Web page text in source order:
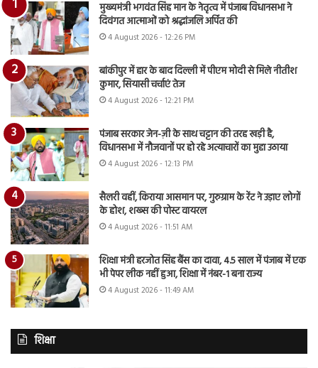
मुख्यमंत्री भगवंत सिंह मान के नेतृत्व में पंजाब विधानसभा ने
दिवंगत आत्माओं को श्रद्धांजलि अर्पित की
4 August 2026 - 12:26 PM
बांकीपुर में हार के बाद दिल्ली में पीएम मोदी से मिले नीतीश
कुमार, सियासी चर्चाएं तेज
4 August 2026 - 12:21 PM
पंजाब सरकार जेन-ज़ी के साथ चट्टान की तरह खड़ी है,
विधानसभा में नौजवानों पर हो रहे अत्याचारों का मुद्दा उठाया
4 August 2026 - 12:13 PM
सैलरी वहीं, किराया आसमान पर, गुरुग्राम के रेंट ने उड़ाए लोगों
के होश, शख्स की पोस्ट वायरल
4 August 2026 - 11:51 AM
शिक्षा मंत्री हरजोत सिंह बैंस का दावा, 4.5 साल में पंजाब में एक
भी पेपर लीक नहीं हुआ, शिक्षा में नंबर-1 बना राज्य
4 August 2026 - 11:49 AM
शिक्षा